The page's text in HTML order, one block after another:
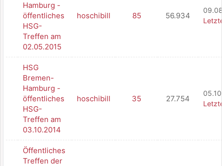
Hamburg -
öffentliches
HSG-
Treffen am
02.05.2015
hoschibill 85 56.934
HSG
Bremen-
Hamburg -
öffentliches
HSG-
Treffen am
03.10.2014
hoschibill 35 27.754
Öffentliches
Treffen der